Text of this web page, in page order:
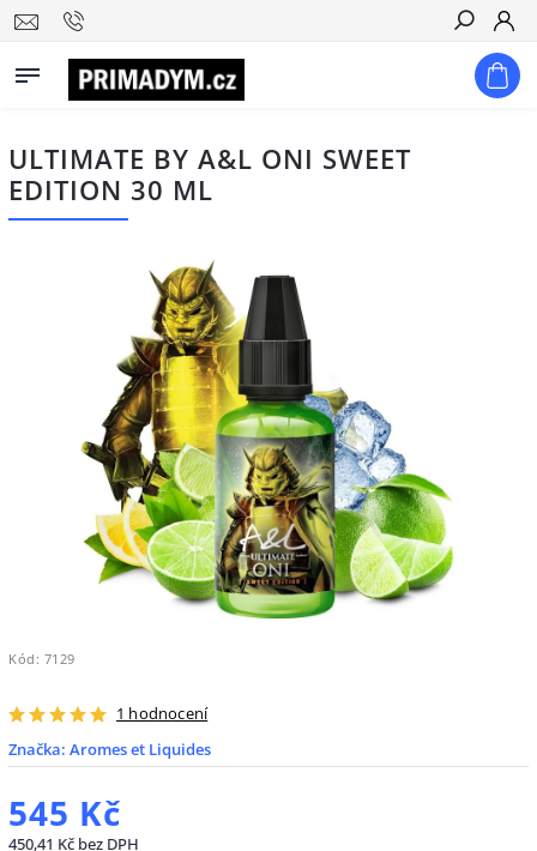
Hledat
ULTIMATE BY A&L ONI SWEET
EDITION 30 ML
Kód: 7129
1 hodnocení
Značka: Aromes et Liquides
545 Kč
450,41 Kč bez DPH